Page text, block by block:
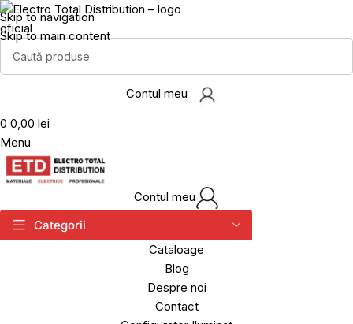
Skip to navigation
Skip to main content
Contul meu
0 0,00 lei
Menu
Contul meu
Categorii
Cataloage
Blog
Despre noi
Contact